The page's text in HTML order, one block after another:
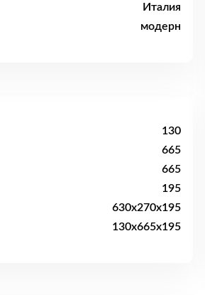
Италия
модерн
130
665
665
195
630x270x195
130x665x195